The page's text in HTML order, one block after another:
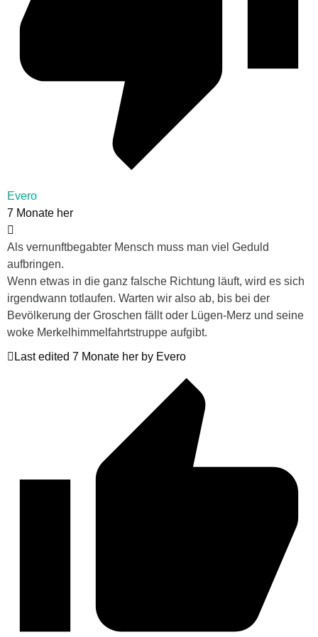
Evero
7 Monate her
Als vernunftbegabter Mensch muss man viel Geduld
aufbringen.
Wenn etwas in die ganz falsche Richtung läuft, wird es sich
irgendwann totlaufen. Warten wir also ab, bis bei der
Bevölkerung der Groschen fällt oder Lügen-Merz und seine
woke Merkelhimmelfahrtstruppe aufgibt.
Last edited 7 Monate her by Evero